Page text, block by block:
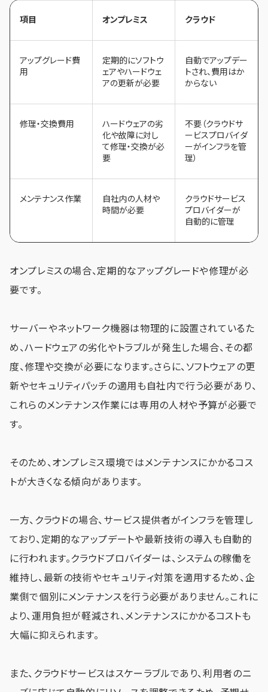
項目 オンプレミス クラウド
アップグレード費
用
定期的にソフトウ
ェアやハードウェ
アの更新が必要
自動でアップデー
トされ、費用はか
からない
修理・交換費用
ハードウェアの劣
化や故障に対し
て修理・交換が必
要
不要（クラウドサ
ービスプロバイダ
ーがインフラを管
理）
メンテナンス作業
自社内の人材や
時間が必要
クラウドサービス
プロバイダーが
自動的に管理
オンプレミスの場合、定期的なアップグレードや修理が必
要です。
サーバーやネットワーク機器は物理的に設置されているた
め、ハードウェアの劣化やトラブルが発生した場合、その都
度、修理や交換が必要になります。さらに、ソフトウェアの更
新やセキュリティパッチの適用も自社内で行う必要があり、
これらのメンテナンス作業には専用の人材や予算が必要で
す。
そのため、オンプレミス環境ではメンテナンスにかかるコス
トが大きくなる傾向があります。
一方、クラウドの場合、サービス提供者がインフラを管理し
ており、定期的なアップデートや最新技術の導入も自動的
に行われます。クラウドプロバイダーは、システムの稼働を
維持し、最新の技術やセキュリティ対策を適用するため、企
業側で個別にメンテナンスを行う必要がありません。これに
より、運用負担が軽減され、メンテナンスにかかるコストも
大幅に抑えられます。
また、クラウドサービスはスケーラブルであり、利用者のニ